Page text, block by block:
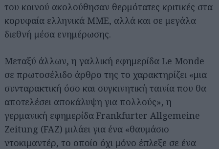
του κοινού ακολούθησαν θερμότατες κριτικές στα
κορυφαία ελληνικά ΜΜΕ, αλλά και σε μεγάλα
διεθνή μέσα ενημέρωσης.
Μεταξύ άλλων, η γαλλική εφημερίδα Le Monde
σε πρωτοσέλιδο άρθρο της το χαρακτηρίζει «μια
συνταρακτική όσο και συγκινητική ταινία που θα
αποτελέσει αποκάλυψη για πολλούς», η
γερμανική εφημερίδα Frankfurter Allgemeine
Zeitung (FAZ) μιλάει για ένα «θαυμάσιο
ντοκιμαντέρ, το οποίο όχι μόνο έπλεξε σε ένα